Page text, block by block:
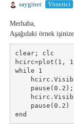
sayginer Yönetici
Merhaba,
Aşağıdaki örnek
clear; clc
hcirc=plot(1,
while 1
    pause(0.2);
    pause(0.2)